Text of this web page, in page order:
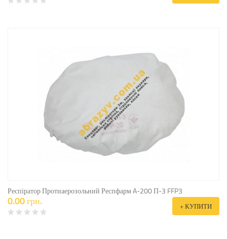
Респіратор Протиаерозольний Респфарм A-200 П-3 FFP3
0.00 грн. + КУПИТИ